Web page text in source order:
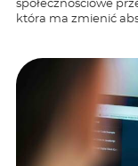
społecznościowe
która ma zmienić